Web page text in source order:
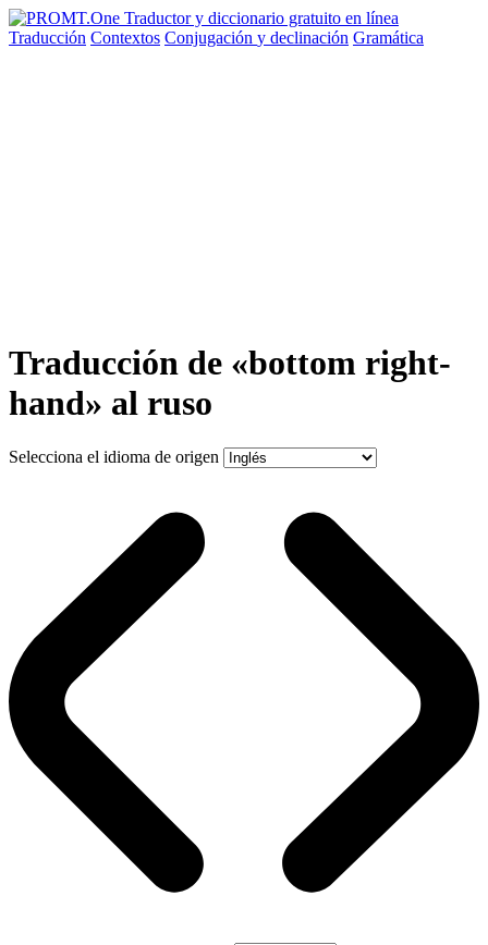
Traducción Contextos Conjugación y declinación Gramática
Traducción de «bottom right-
hand» al ruso
Selecciona el idioma de origen